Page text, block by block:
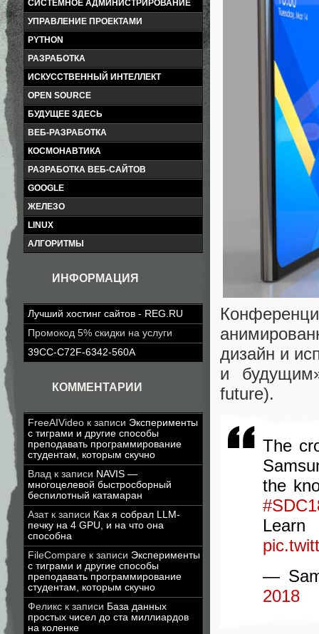
СИСТЕМНОЕ АДМИНИСТРИРОВАНИЕ
УПРАВЛЕНИЕ ПРОЕКТАМИ
PYTHON
РАЗРАБОТКА
ИСКУССТВЕННЫЙ ИНТЕЛЛЕКТ
OPEN SOURCE
БУДУЩЕЕ ЗДЕСЬ
ВЕБ-РАЗРАБОТКА
КОСМОНАВТИКА
РАЗРАБОТКА ВЕБ-САЙТОВ
GOOGLE
ЖЕЛЕЗО
LINUX
АЛГОРИТМЫ
ИНФОРМАЦИЯ
Лучший хостинг сайтов - REG.RU
Промокод 5% скидки на услуги
39CC-C72F-6342-560A
КОММЕНТАРИИ
FreeAIVideo к записи Эксперименты
с тиграми и другие способы
преподавать программирование
студентам, которым скучно
Влад к записи NAVIS —
многоцелевой быстросборный
беспилотный катамаран
Азатк записи Как я собрал LLM-
печку на 4 GPU, и на что она
способна
FileCompare к записи Эксперименты
с тиграми и другие способы
преподавать программирование
студентам, которым скучно
Феликс к записи База данных
простых чисел до ста миллиардов
на коленке
дизайн и
и
future).
The
the
—
2018